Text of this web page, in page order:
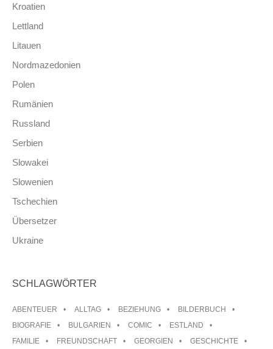
Kroatien
Lettland
Litauen
Nordmazedonien
Polen
Rumänien
Russland
Serbien
Slowakei
Slowenien
Tschechien
Übersetzer
Ukraine
SCHLAGWÖRTER
ABENTEUER ALLTAG BEZIEHUNG
BILDERBUCH
BIOGRAFIE
BULGARIEN COMIC
ESTLAND
FAMILIE
FREUNDSCHAFT GEORGIEN
GESCHICHTE